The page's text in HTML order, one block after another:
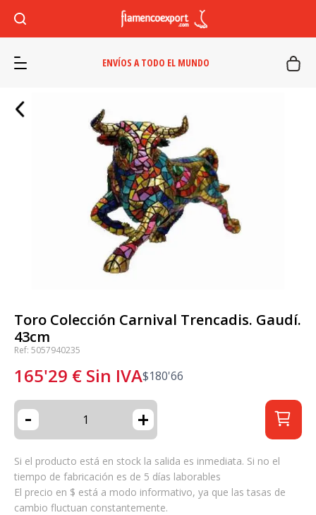
ENVÍOS A TODO EL MUNDO
Toro Colección Carnival Trencadis. Gaudí.
43cm
Ref: 5057940235
165'29 € Sin IVA$180'66
- +
Si el producto está en stock la salida es inmediata. Si no el
tiempo de fabricación es de 5 días laborables
El precio en $ está a modo informativo, ya que las tasas de
cambio fluctuan constantemente.